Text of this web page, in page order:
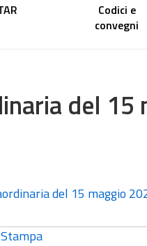
Codici e
convegni
del 15
del 15 maggio
Stampa